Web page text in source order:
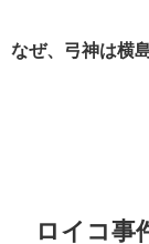
なぜ、弓神は横
ロイコ事